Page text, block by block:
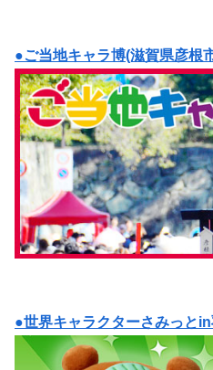
●ご当地キャラ博(滋賀県彦根
●世界キャラクターさみっと